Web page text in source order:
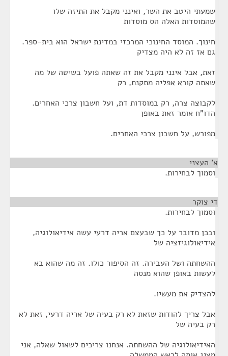
שמעתי היטב את השר, ואינני מקבל את התיזה שלו
שהמוסדות האלה הס מוסדות
חינוך. המוסד החינוכי המרכזי במדינת ישראל הוא בית-ספר.
גם אז זה לא היה מצדיק
זאת, אבל אינני מקבל את זה שאתה פועל בשיטה של מה
שאתה קורא אפליה מתקנת, רק
לקבוצה צרה, רק במוסדות דת, ועל חשבון צרכי האחרים.
הדו"ח אומר זאת באופן
מפורש, על חשבון צרכי האחרים.
א' העצני
וסמוך לבחירות.
די צוקר
וסמוך לבחירות.
ובכן מדובר על כך שבעצם אריה דרעי עשה אידיאולוגיה,
אידיאולוגיזציה של
ההשחתה ושל העבירה. זה הסיפור כולו. זה מה שהוא בא
לעשות באופן שהוא מנסה
להצדיק את מעשיו.
אבל צריך להודות שזאת לא רק בעיה של אריה דרעי, זאת לא
רק בעיה של
האידיאולוגיה של ההשחתה. אנחנו צריכים לשאול שאלה, אני